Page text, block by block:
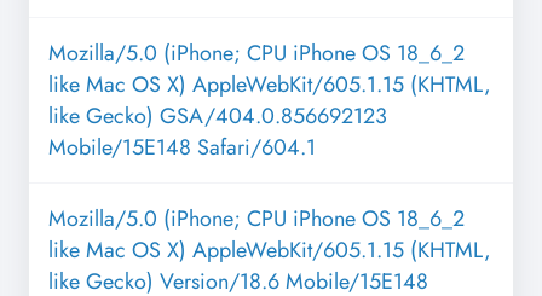
Mozilla/5.0 (iPhone; CPU iPhone OS 18_6_2
like Mac OS X) AppleWebKit/605.1.15 (KHTML,
like Gecko) GSA/404.0.856692123
Mobile/15E148 Safari/604.1
Mozilla/5.0 (iPhone; CPU iPhone OS 18_6_2
like Mac OS X) AppleWebKit/605.1.15 (KHTML,
like Gecko) Version/18.6 Mobile/15E148